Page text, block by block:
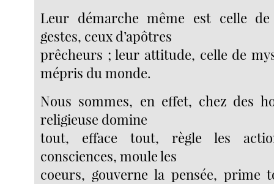
Leur démarche même est celle
gestes, ceux d’apôtres
prêcheurs ; leur attitude, celle de
mépris du monde.
Nous sommes, en effet, chez des
religieuse domine
tout, efface tout, règle les
consciences, moule les
coeurs, gouverne la pensée, prime